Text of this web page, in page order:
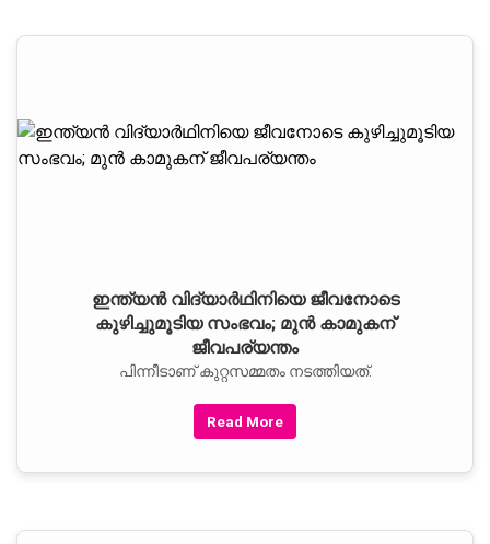
ഇന്ത്യന്‍ വിദ്യാര്‍ഥിനിയെ ജീവനോടെ
കുഴിച്ചുമൂടിയ സംഭവം; മുന്‍ കാമുകന്
ജീവപര്യന്തം
പിന്നീടാണ് കുറ്റസമ്മതം നടത്തിയത്.
Read More